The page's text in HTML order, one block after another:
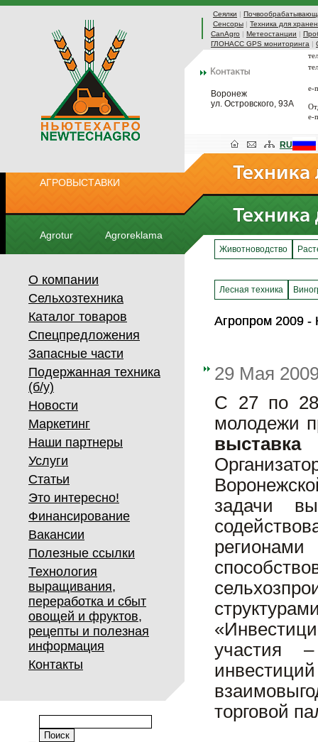
Сеялки |
Сенсоры | Техника для
CanAgro | Метеостанции |
ГЛОНАСС GPS мониторинга |
Воронеж
ул. Островского, 93А
e-
e-
АГРОВЫСТАВКИ
Agrotur Agroreklama
RU
О компании
Сельхозтехника
Каталог товаров
Спецпредложения
Запасные части
Подержанная техника
(б/у)
Новости
Маркетинг
Наши партнеры
Услуги
Статьи
Это интересно!
Финансирование
Вакансии
Полезные ссылки
Технология
выращивания,
переработка и сбыт
овощей и фруктов,
рецепты и полезная
информация
Контакты
Животноводство
Лесная техника
Агропром 2009 -
Агропром 2009 -
29 Мая
С 27 по 28
молодежи
задачи
участия
торговой